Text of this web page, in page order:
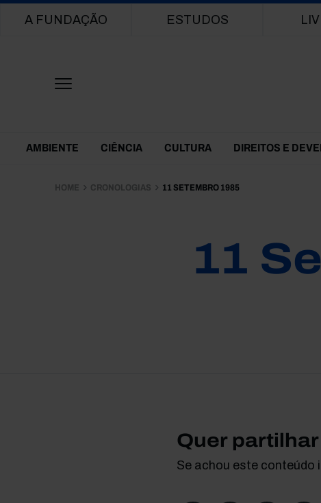
Main navigation
A FUNDAÇÃO ESTUDOS
Themes Menu
AMBIENTE CIÊNCIA CULTURA DIREITOS E
HOME CRONOLOGIAS 11 SETEMBRO 1985
11
Quer
Se achou este conteúdo